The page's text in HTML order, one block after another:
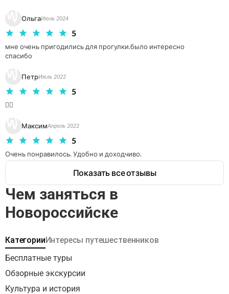
прогулку историей любви Петра и Февронии у храма,
воздвигнутого в их честь.
ОльгаИюль 2024
5
мне очень пригодились для прогулки.было интересно
спасибо
ПетрИюль 2022
5
👌🏻
МаксимАпрель 2022
5
Очень понравилось. Удобно и доходчиво.
Показать все отзывы
Чем заняться в
Новороссийске
КатегорииИнтересы путешественников
Бесплатные туры
Обзорные экскурсии
Культура и история